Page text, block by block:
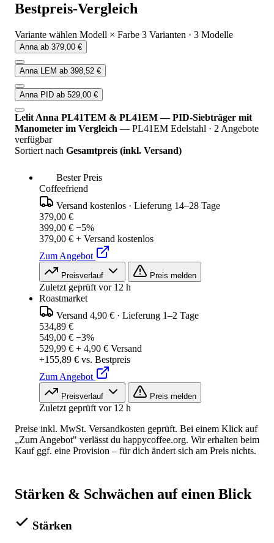
Bestpreis-Vergleich
Variante wählen Modell × Farbe 3 Varianten · 3 Modelle
Anna ab 379,00 €
Anna LEM ab 398,52 €
Anna PID ab 529,00 €
Lelit Anna PL41TEM & PL41EM — PID-Siebträger mit
Manometer im Vergleich — PL41EM Edelstahl · 2 Angebote
verfügbar
Sortiert nach Gesamtpreis (inkl. Versand)
Bester Preis
Coffeefriend
Versand kostenlos · Lieferung 14–28 Tage
379,00 €
399,00 € −5%
379,00 € + Versand kostenlos
Zum Angebot
Preisverlauf Preis melden
Zuletzt geprüft vor 12 h
Roastmarket
Versand 4,90 € · Lieferung 1–2 Tage
534,89 €
549,00 € −3%
529,99 € + 4,90 € Versand
+155,89 € vs. Bestpreis
Zum Angebot
Preisverlauf Preis melden
Zuletzt geprüft vor 12 h
Preise inkl. MwSt. Versandkosten geprüft. Bei einem Klick auf
„Zum Angebot" verlässt du happycoffee.org. Wir erhalten beim
Kauf ggf. eine Provision – für dich ändert sich am Preis nichts.
Stärken & Schwächen auf einen Blick
Stärken